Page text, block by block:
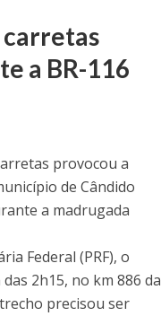
carretas
a BR-116
provocou a
de Cândido
a madrugada
Federal (PRF), o
2h15, no km 886 da
precisou ser